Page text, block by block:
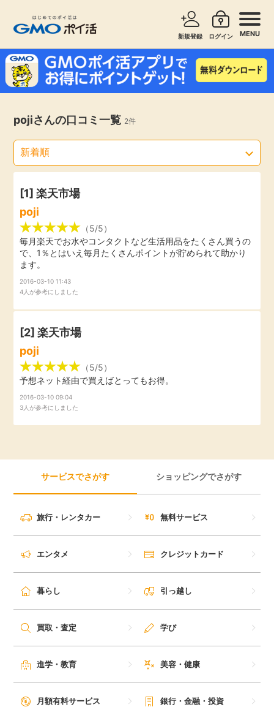
新規登録 ログイン MENU
お知らせ
新着
高還元
無料
即日還元
ゲーム
買い物
モニター
カード比較
毎日ゲット
特集一覧
GMOポイ活の使い方
ヘルプセンター
サービスで探す ショッピングで探す
旅行・レンタカー
エンタメ
クレジットカード
暮らし
引っ越し
買取・査定
学び
進学・教育
美容・健康
月額有料サービス
銀行・金融・投資
家計の固定費
pojiさんの口コミ一覧 2件
[1]楽天市場
poji
（5/5）
毎月楽天でお水やコンタクトなど生活用品をたくさん買うの
で、1％とはいえ毎月たくさんポイントが貯められて助かり
ます。
2016-03-10 11:43
4人が参考にしました
[2]楽天市場
poji
（5/5）
予想ネット経由で買えばとってもお得。
2016-03-10 09:04
3人が参考にしました
サービスでさがす ショッピングでさがす
旅行・レンタカー 無料サービス
エンタメ クレジットカード
暮らし 引っ越し
買取・査定 学び
進学・教育 美容・健康
月額有料サービス 銀行・金融・投資